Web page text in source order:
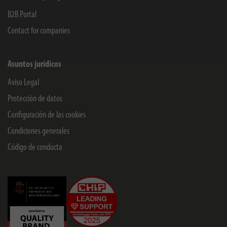
B2B Portal
Contact for companies
Asuntos jurídicos
Aviso Legal
Protección de datos
Configuración de las cookies
Condiciones generales
Código de conducta